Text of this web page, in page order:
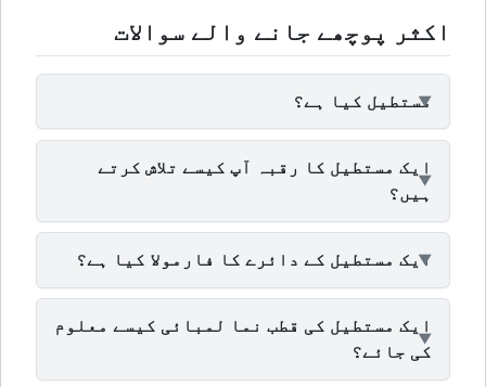
اکثر پوچھے جانے والے سوالات
مستطیل کیا ہے؟
ایک مستطیل کا رقبہ آپ کیسے تلاش کرتے
ہیں؟
ایک مستطیل کے دائرے کا فارمولا کیا ہے؟
ایک مستطیل کی قطب نما لمبائی کیسے معلوم
کی جائے؟